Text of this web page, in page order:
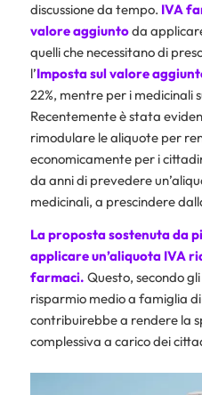
discussione da tempo. IVA
valore aggiuntoda
quelli che necessitano di
l’Imposta sul valore
22%, mentre per i medicinali
Recentemente è stata
rimodulare le aliquote per
economicamente per i
da anni di prevedere
medicinali, a prescindere
La proposta sostenuta da
applicare un’aliquota IVA
farmaci. Questo, secondo
risparmio medio a famiglia
contribuirebbe a rendere la
complessiva a carico dei